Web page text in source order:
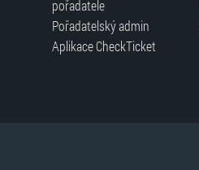
pořadatele
Pořadatelský admin
Aplikace CheckTicket